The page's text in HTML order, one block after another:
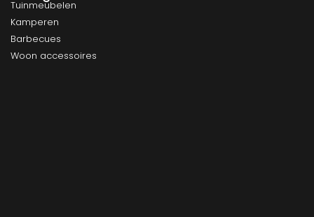
Tuinmeubelen
Kamperen
Barbecues
Woon accessoires